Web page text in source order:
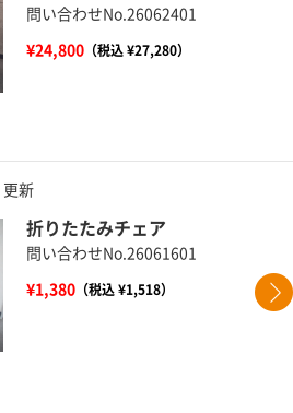
問い合わせNo.26062401
¥24,800（税込 ¥27,280）
更新
折りたたみチェア
問い合わせNo.26061601
¥1,380（税込 ¥1,518）